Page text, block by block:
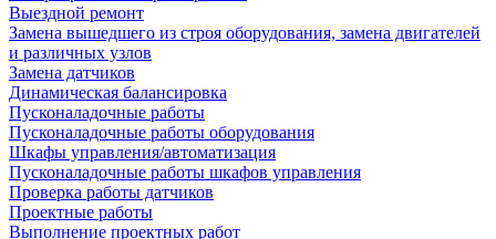
Выездной ремонт
Замена вышедшего из строя оборудования, замена двигателей
и различных узлов
Замена датчиков
Динамическая балансировка
Пусконаладочные работы
Пусконаладочные работы оборудования
Шкафы управления/автоматизация
Пусконаладочные работы шкафов управления
Проверка работы датчиков
Проектные работы
Выполнение проектных работ